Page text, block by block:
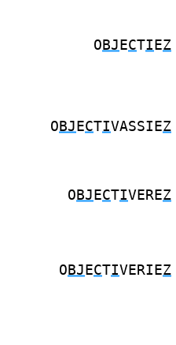
O BJ ECTI EZ
O BJ ECTIVASSIEZ
O BJ ECTIVEREZ
O BJ ECTIVERIEZ